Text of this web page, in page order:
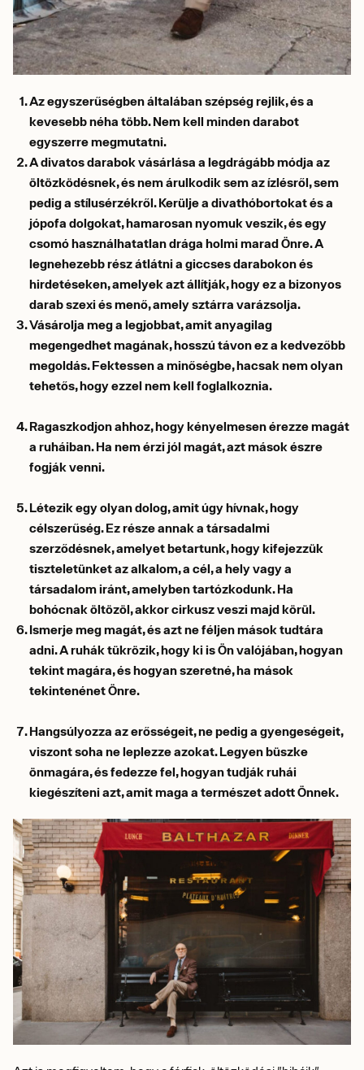
Az egyszerűségben általában szépség rejlik, és a
kevesebb néha több. Nem kell minden darabot
egyszerre megmutatni.
A divatos darabok vásárlása a legdrágább módja az
öltözködésnek, és nem árulkodik sem az ízlésről, sem
pedig a stílusérzékről. Kerülje a divathóbortokat és a
jópofa dolgokat, hamarosan nyomuk veszik, és egy
csomó használhatatlan drága holmi marad Önre. A
legnehezebb rész átlátni a giccses darabokon és
hirdetéseken, amelyek azt állítják, hogy ez a bizonyos
darab szexi és menő, amely sztárra varázsolja.
Vásárolja meg a legjobbat, amit anyagilag
megengedhet magának, hosszú távon ez a kedvezőbb
megoldás. Fektessen a minőségbe, hacsak nem olyan
tehetős, hogy ezzel nem kell foglalkoznia.
Ragaszkodjon ahhoz, hogy kényelmesen érezze magát
a ruháiban. Ha nem érzi jól magát, azt mások észre
fogják venni.
Létezik egy olyan dolog, amit úgy hívnak, hogy
célszerűség. Ez része annak a társadalmi
szerződésnek, amelyet betartunk, hogy kifejezzük
tiszteletünket az alkalom, a cél, a hely vagy a
társadalom iránt, amelyben tartózkodunk. Ha
bohócnak öltözöl, akkor cirkusz veszi majd körül.
Ismerje meg magát, és azt ne féljen mások tudtára
adni. A ruhák tükrözik, hogy ki is Ön valójában, hogyan
tekint magára, és hogyan szeretné, ha mások
tekintenénet Önre.
Hangsúlyozza az erősségeit, ne pedig a gyengeségeit,
viszont soha ne leplezze azokat. Legyen büszke
önmagára, és fedezze fel, hogyan tudják ruhái
kiegészíteni azt, amit maga a természet adott Önnek.